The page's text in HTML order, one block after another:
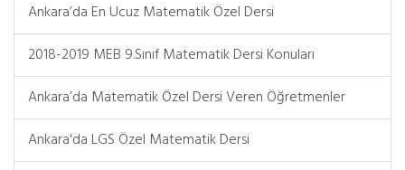
Ankara’da En Ucuz Matematik Özel Dersi
2018-2019 MEB 9.Sınıf Matematik Dersi Konuları
Ankara’da Matematik Özel Dersi Veren Öğretmenler
Ankara'da LGS Özel Matematik Dersi